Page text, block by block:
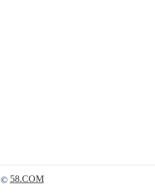
© 58.COM